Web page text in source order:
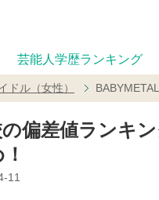
芸能人学歴ランキング
ドル（女性）
偏差値ランキ
11